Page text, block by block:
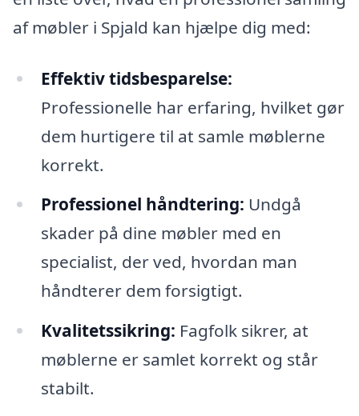
af møbler i Spjald kan hjælpe dig med:
Effektiv tidsbesparelse:
Professionelle har erfaring, hvilket gør
dem hurtigere til at samle møblerne
korrekt.
Professionel håndtering: Undgå
skader på dine møbler med en
specialist, der ved, hvordan man
håndterer dem forsigtigt.
Kvalitetssikring: Fagfolk sikrer, at
møblerne er samlet korrekt og står
stabilt.